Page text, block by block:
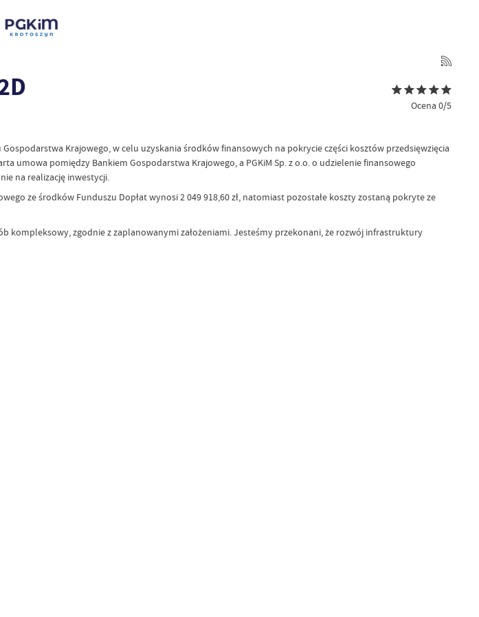
Ocena 0/5
Krajowego, w celu uzyskania środków finansowych na pokrycie części kosztów przedsięwzięcia
umowa pomiędzy Bankiem Gospodarstwa Krajowego, a PGKiM Sp. z o.o. o udzielenie finansowego
na realizację inwestycji.
ze środków Funduszu Dopłat wynosi 2 049 918,60 zł, natomiast pozostałe koszty zostaną pokryte ze
kompleksowy, zgodnie z zaplanowanymi założeniami. Jesteśmy przekonani, że rozwój infrastruktury